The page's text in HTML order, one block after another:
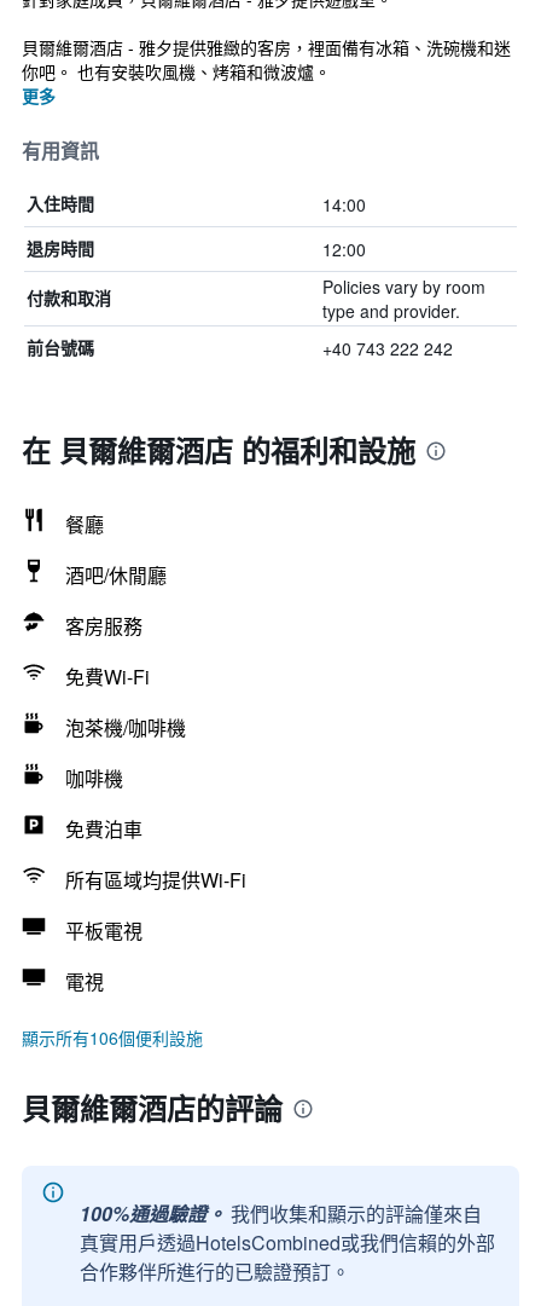
貝爾維爾酒店 - 雅夕提供雅緻的客房，裡面備有冰箱、洗碗機和迷
你吧。 也有安裝吹風機、烤箱和微波爐。
更多
有用資訊
入住時間 14:00
退房時間 12:00
付款和取消
Policies vary by room
type and provider.
前台號碼 +40 743 222 242
在 貝爾維爾酒店 的福利和設施
餐廳
酒吧/休閒廳
客房服務
免費Wi-Fi
泡茶機/咖啡機
咖啡機
免費泊車
所有區域均提供Wi-Fi
平板電視
電視
顯示所有106個便利設施
貝爾維爾酒店的評論
100%通過驗證。 我們收集和顯示的評論僅來自
真實用戶透過HotelsCombined或我們信賴的外部
合作夥伴所進行的已驗證預訂。